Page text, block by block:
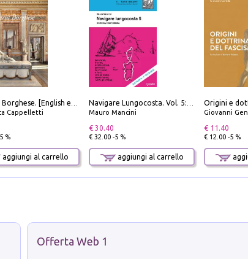
Galleria Borghese. [English edition]
Cappelletti
%
aggiungi al carrello
Navigare Lungocosta. Vol. 5: Corsica e Sardegna
Mauro Mancini
€ 30.40
€ 32.00 -5 %
aggiungi al carrello
Origini e
Giovanni
€ 11.40
€ 12.00 -5 %
Offerta Web 1